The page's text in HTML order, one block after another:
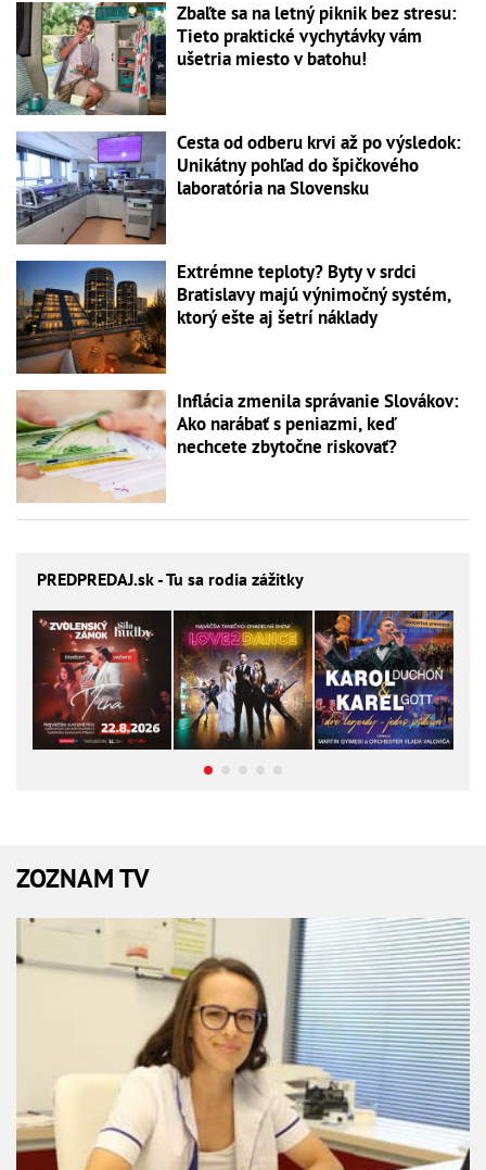
Zbaľte sa na letný piknik bez stresu:
Tieto praktické vychytávky vám
ušetria miesto v batohu!
Cesta od odberu krvi až po výsledok:
Unikátny pohľad do špičkového
laboratória na Slovensku
Extrémne teploty? Byty v srdci
Bratislavy majú výnimočný systém,
ktorý ešte aj šetrí náklady
Inflácia zmenila správanie Slovákov:
Ako narábať s peniazmi, keď
nechcete zbytočne riskovať?
PREDPREDAJ.sk - Tu sa rodia zážitky
ZOZNAM TV